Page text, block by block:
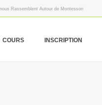
Rassemblent Autour de Montessori
COURS INSCRIPTION